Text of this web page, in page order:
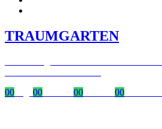
TRAUMGARTEN
00
00 00 00